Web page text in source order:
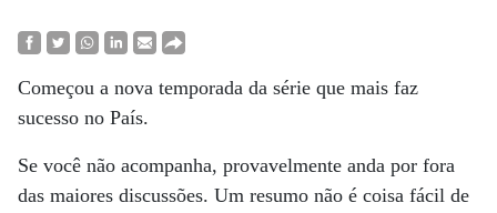
Começou a nova temporada da série que mais faz
sucesso no País.
Se você não acompanha, provavelmente anda por fora
das maiores discussões. Um resumo não é coisa fácil de